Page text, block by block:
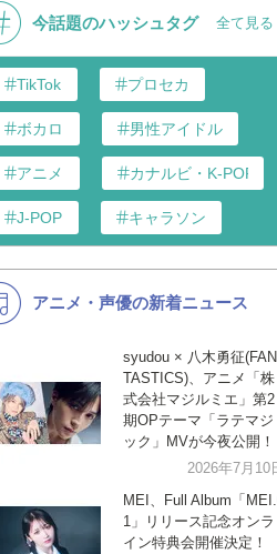
今話題のハッシュタグ 全て見る
TikTok プロセカ
ボカロ 男性アイドル
アニメ カナルビ・K-POP和訳
J-POP キャラソン
K-POP 演歌・歌謡
洋楽
VTuber ディズニー
アニメ・声優の新着ニュース
syudou × 八木勇征(FAN
TASTICS)、アニメ「株
式会社マジルミエ」第2
期OPテーマ「ラテマジ
ック」MVが今夜公開！
2026年7月10
MEI、Full Album「
1」リリース記念オンラ
イン特典会開催決定！